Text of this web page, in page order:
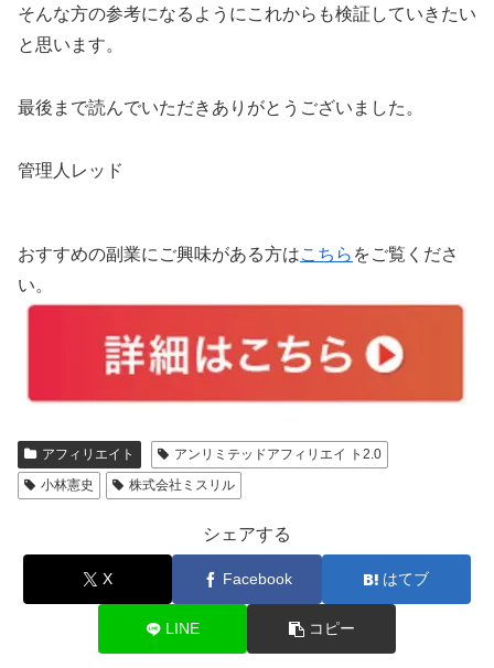
そんな方の参考になるようにこれからも検証していきたい
と思います。
最後まで読んでいただきありがとうございました。
管理人レッド
おすすめの副業にご興味がある方はこちら をご覧くださ
い。
アフィリエイト
アンリミテッドアフィリエイ ト2.0
小林憲史
株式会社ミスリル
シェアする
X Facebook はてブ
LINE コピー